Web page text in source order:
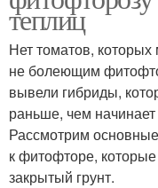
теплиц
Нет томатов,
не болеющим
вывели гибриды,
раньше, чем
Рассмотрим
к фитофторе,
закрытый грунт.